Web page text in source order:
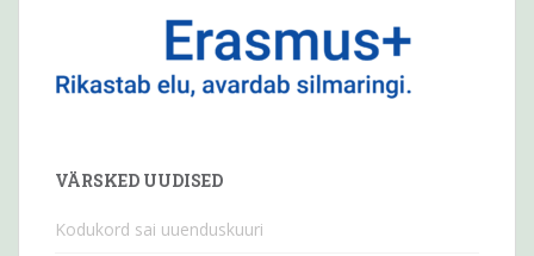
VÄRSKED UUDISED
Kodukord sai uuenduskuuri